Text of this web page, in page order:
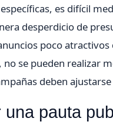
es difícil
desperdicio de
poco
se pueden realizar
deben
pauta